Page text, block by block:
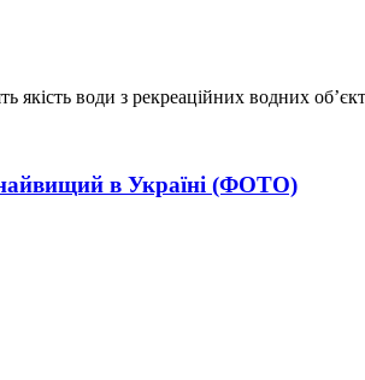
якість води з рекреаційних водних
найвищий в Україні (ФОТО)